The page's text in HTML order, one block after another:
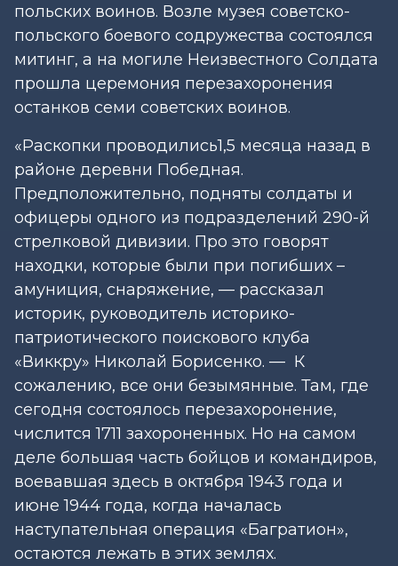
польских воинов. Возле музея советско-
польского боевого содружества состоялся
митинг, а на могиле Неизвестного Солдата
прошла церемония перезахоронения
останков семи советских воинов.
«Раскопки проводились1,5 месяца назад в
районе деревни Победная.
Предположительно, подняты солдаты и
офицеры одного из подразделений 290-й
стрелковой дивизии. Про это говорят
находки, которые были при погибших –
амуниция, снаряжение, — рассказал
историк, руководитель историко-
патриотического поискового клуба
«Виккру» Николай Борисенко. — К
сожалению, все они безымянные. Там, где
сегодня состоялось перезахоронение,
числится 1711 захороненных. Но на самом
деле большая часть бойцов и командиров,
воевавшая здесь в октября 1943 года и
июне 1944 года, когда началась
наступательная операция «Багратион»,
остаются лежать в этих землях.